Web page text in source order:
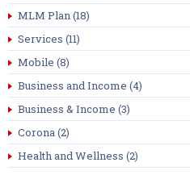
MLM Plan(18)
Services (11)
Mobile (8)
Business and Income (4)
Business & Income (3)
Corona(2)
Health and Wellness (2)